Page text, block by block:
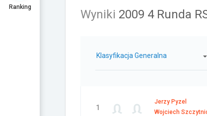
Ranking
Wyniki 2009 4 Runda
Klasyfikacja Generalna
1
Jerzy Pyzel
Wojciech